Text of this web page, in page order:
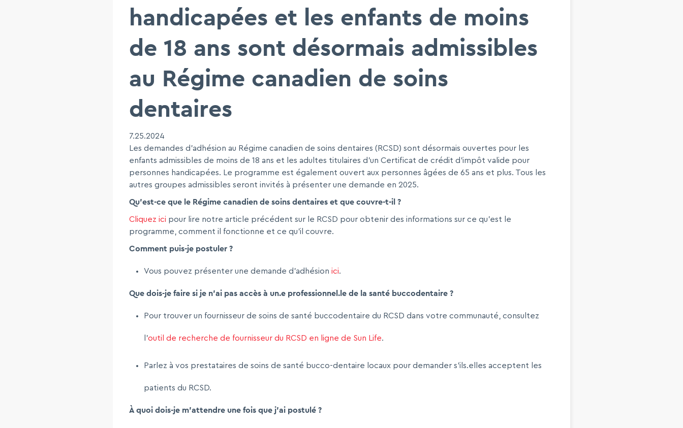
handicapées et les enfants de moins
de 18 ans sont désormais admissibles
au Régime canadien de soins
dentaires
7.25.2024
Les demandes d'adhésion au Régime canadien de soins dentaires (RCSD) sont désormais ouvertes pour les
enfants admissibles de moins de 18 ans et les adultes titulaires d’un Certificat de crédit d’impôt valide pour
personnes handicapées. Le programme est également ouvert aux personnes âgées de 65 ans et plus. Tous les
autres groupes admissibles seront invités à présenter une demande en 2025.
Qu’est-ce que le Régime canadien de soins dentaires et que couvre-t-il ?
Cliquez ici pour lire notre article précédent sur le RCSD pour obtenir des informations sur ce qu'est le
programme, comment il fonctionne et ce qu'il couvre.
Comment puis-je postuler ?
Vous pouvez présenter une demande d’adhésion ici.
Que dois-je faire si je n’ai pas accès à un.e professionnel.le de la santé buccodentaire ?
Pour trouver un fournisseur de soins de santé buccodentaire du RCSD dans votre communauté, consultez
l’outil de recherche de fournisseur du RCSD en ligne de Sun Life.
Parlez à vos prestataires de soins de santé bucco-dentaire locaux pour demander s'ils.elles acceptent les
patients du RCSD.
À quoi dois-je m’attendre une fois que j’ai postulé ?